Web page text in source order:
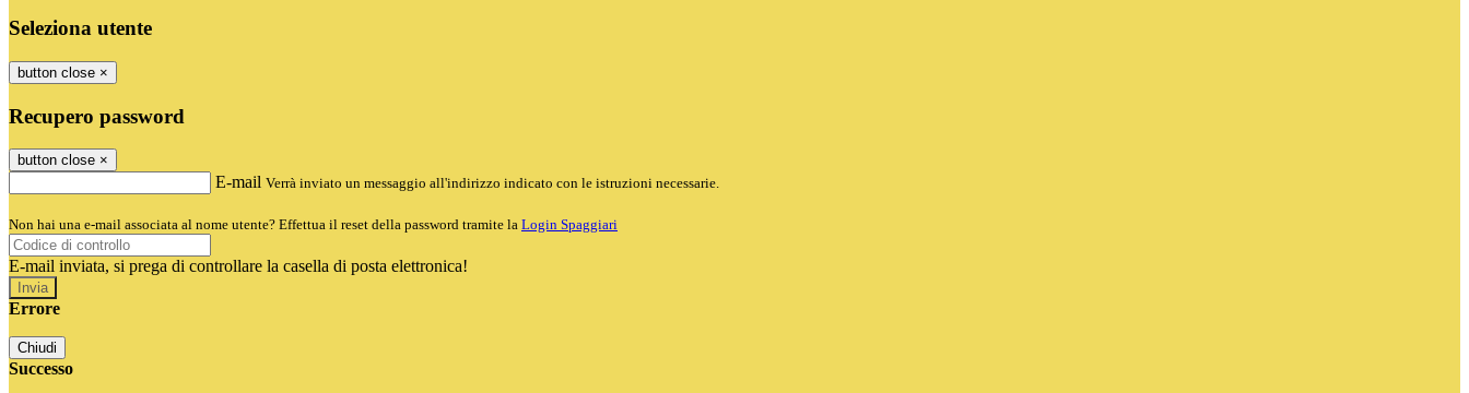
Seleziona utente
button close ×
Recupero password
button close ×
E-mail Verrà inviato un messaggio all'indirizzo indicato con le istruzioni necessarie.
Non hai una e-mail associata al nome utente? Effettua il reset della password tramite la Login Spaggiari
E-mail inviata, si prega di controllare la casella di posta elettronica!
Errore
Chiudi
Successo